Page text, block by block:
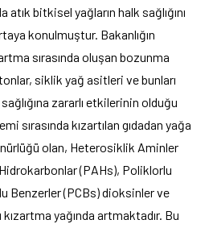
atık bitkisel yağların halk sağlığını
konulmuştur. Bakanlığın
sırasında oluşan bozunma
siklik yağ asitleri ve bunları
zararlı etkilerinin olduğu
sırasında kızartılan gıdadan yağa
olan, Heterosiklik Aminler
(PAHs), Poliklorlu
Benzerler (PCBs) dioksinler ve
yağında artmaktadır. Bu